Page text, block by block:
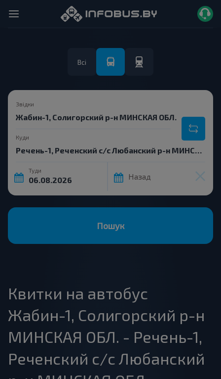
Всі
Звідки
Куди
Туди
Назад
Пошук
Квитки на автобус
Жабин-1, Солигорский р-н
МИНСКАЯ ОБЛ. - Речень-1,
Реченский с/с Любанский